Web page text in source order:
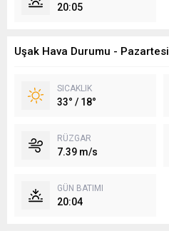
20:05
Uşak Hava Durumu - Pazartesi
SICAKLIK
33° / 18°
RÜZGAR
7.39 m/s
GÜN BATIMI
20:04